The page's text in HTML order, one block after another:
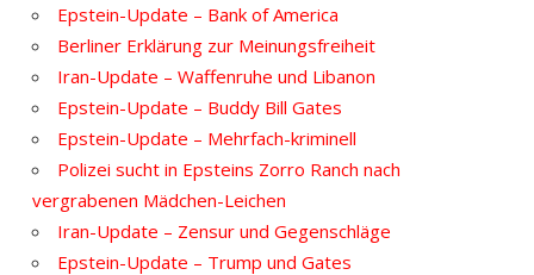
Epstein-Update – Bank of America
Berliner Erklärung zur Meinungsfreiheit
Iran-Update – Waffenruhe und Libanon
Epstein-Update – Buddy Bill Gates
Epstein-Update – Mehrfach-kriminell
Polizei sucht in Epsteins Zorro Ranch nach
vergrabenen Mädchen-Leichen
Iran-Update – Zensur und Gegenschläge
Epstein-Update – Trump und Gates